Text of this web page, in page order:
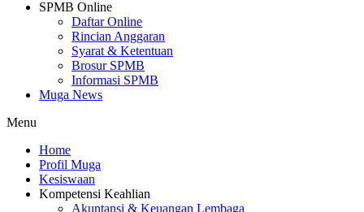
SPMB Online
Daftar Online
Rincian Anggaran
Syarat & Ketentuan
Brosur SPMB
Informasi SPMB
Muga News
Menu
Home
Profil Muga
Kesiswaan
Kompetensi Keahlian
Akuntansi & Keuangan Lembaga